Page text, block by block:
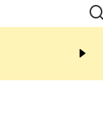
après le virage